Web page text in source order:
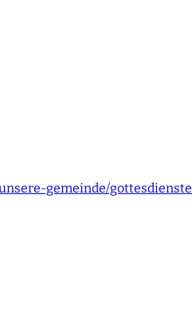
gemeinde/gottesdienste